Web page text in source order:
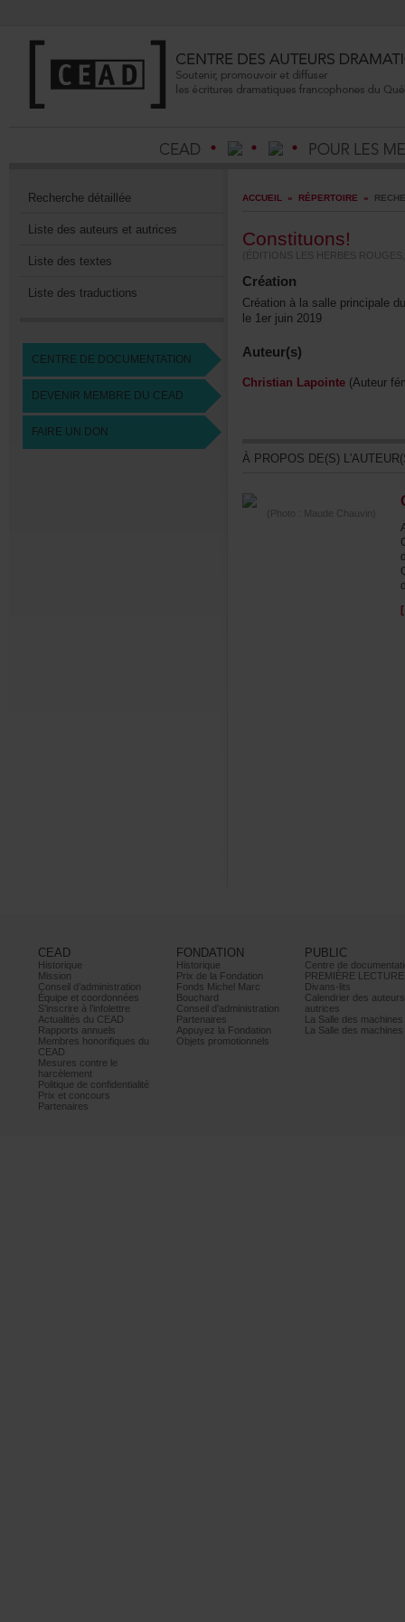
Recherchedétaillée
Listedesauteursetautrices
Listedestextes
Listedestraductions
CENTREDEDOCUMENTATION
DEVENIRMEMBREDUCEAD
FAIREUNDON
ACCUEIL » RÉPERTOIRE »
Constituons!
Création
le1erjuin2019
Auteur(s)
ChristianLapointe
(Photo:MaudeChauvin)
CEAD
Historique
Mission
Conseild’administration
Équipeetcoordonnées
S’inscrireàl’infolettre
ActualitésduCEAD
Rapportsannuels
Membreshonorifiquesdu
CEAD
Mesurescontrele
harcèlement
Politiquedeconfidentialité
Prixetconcours
Partenaires
FONDATION
Historique
PrixdelaFondation
FondsMichelMarc
Bouchard
Conseild’administration
Partenaires
AppuyezlaFondation
Objetspromotionnels
PUBLIC
PREMIÈRELECTURE
Divans-lits
autrices